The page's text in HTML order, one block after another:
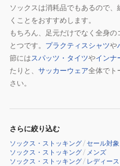
ソックスは消耗品でもあるので
くことをおすすめします。
もちろん、足元だけでなく全身
とつです。 プラクティスシャツや
節にはスパッツ・タイツやインナ
たりと、 サッカーウェア全体でト
さい。
さらに絞り込む
ソックス・ストッキング/セール対象
ソックス・ストッキング/ メンズ
ソックス・ストッキング/ レディース